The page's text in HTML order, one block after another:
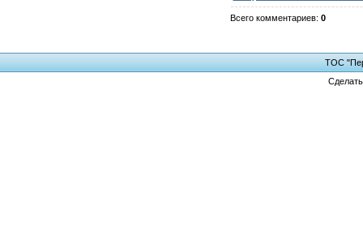
Всего комментариев:0
ТОС